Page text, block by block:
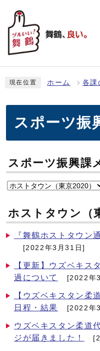
現在位置 ホーム 各課
スポーツ振
スポーツ振興課
ホストタウン（
『舞鶴ホストタウン
[2022年3月31日]
【更新】ウズベキス
過について
[2022年
【ウズベキスタン柔
日程・結果
[2022年
ウズベキスタン柔道
ジが届きました！